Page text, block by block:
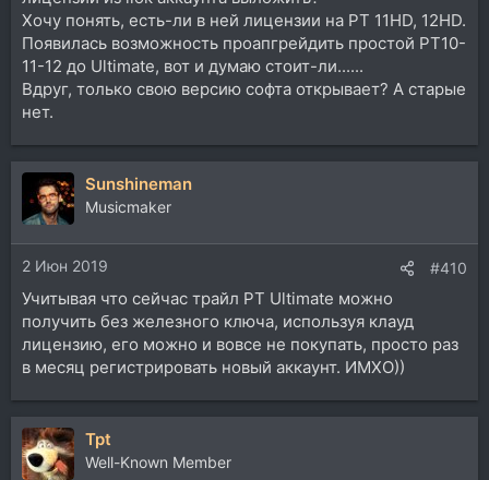
Хочу понять, есть-ли в ней лицензии на PT 11HD, 12HD.
Появилась возможность проапгрейдить простой PT10-
11-12 до Ultimate, вот и думаю стоит-ли......
Вдруг, только свою версию софта открывает? А старые
нет.
Sunshineman
Musicmaker
2 Июн 2019 #410
Учитывая что сейчас трайл PT Ultimate можно
получить без железного ключа, используя клауд
лицензию, его можно и вовсе не покупать, просто раз
в месяц регистрировать новый аккаунт. ИМХО))
Tpt
Well-Known Member